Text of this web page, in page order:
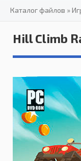
Каталог файлов »
Hill Climb